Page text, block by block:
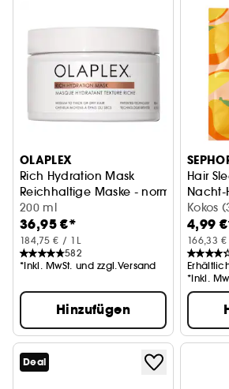
OLAPLEX
Rich Hydration Mask
Reichhaltige Maske - normales,
200 ml
36,95 €*
184,75 € / 1L
582
*Inkl. MwSt. und zzgl.Versand
Hinzufügen
Hair
Nacht-
Kokos
4,99
166,33
*Inkl.
Deal